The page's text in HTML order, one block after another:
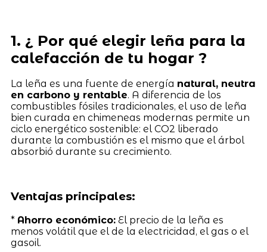
1. ¿ Por qué elegir leña para la
calefacción de tu hogar ?
La leña es una fuente de energía natural, neutra
en carbono y rentable. A diferencia de los
combustibles fósiles tradicionales, el uso de leña
bien curada en chimeneas modernas permite un
ciclo energético sostenible: el CO2 liberado
durante la combustión es el mismo que el árbol
absorbió durante su crecimiento.
Ventajas principales:
* Ahorro económico:El precio de la leña es
menos volátil que el de la electricidad, el gas o el
gasoil.